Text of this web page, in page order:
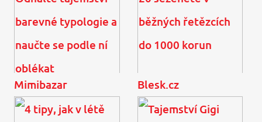
Jaké barvy vám nejvíc
sluší? Odhalte tajemství
Šaty jako od návrháře?
Těchto 20 seženete v
Mimibazar Blesk.cz